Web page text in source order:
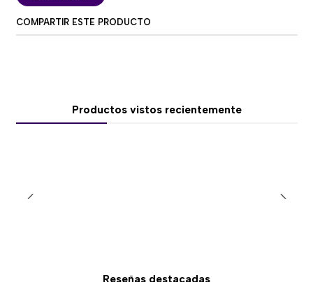
🔊 Sonido potente de 40W
El SH100 incorpora controladores de alto rendimiento
Su configuración permite disfrutar de una experiencia
inmersiva para:
COMPARTIR ESTE PRODUCTO
Productos vistos recientemente
Reseñas destacadas